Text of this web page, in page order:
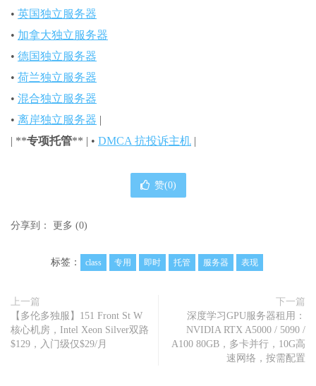
• 英国独立服务器
• 加拿大独立服务器
• 德国独立服务器
• 荷兰独立服务器
• 混合独立服务器
• 离岸独立服务器 |
| **专项托管** | • DMCA 抗投诉主机 |
赞(0)
分享到： 更多 (0)
标签： class 专用 即时 托管 服务器 表现
上一篇
【多伦多独服】151 Front St W
核心机房，Intel Xeon Silver双路
$129，入门级仅$29/月
下一篇
深度学习GPU服务器租用：
NVIDIA RTX A5000 / 5090 /
A100 80GB，多卡并行，10G高
速网络，按需配置